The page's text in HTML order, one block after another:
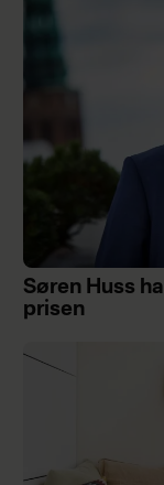
Søren Huss
prisen